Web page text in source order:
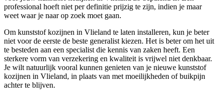
professional hoeft niet per definitie prijzig te zijn, indien je maar
weet waar je naar op zoek moet gaan.
Om kunststof kozijnen in Vlieland te laten installeren, kun je beter
niet voor de eerste de beste generalist kiezen. Het is beter om het uit
te besteden aan een specialist die kennis van zaken heeft. Een
sterkere vorm van verzekering en kwaliteit is vrijwel niet denkbaar.
Je wilt natuurlijk vooral kunnen genieten van je nieuwe kunststof
kozijnen in Vlieland, in plaats van met moeilijkheden of buikpijn
achter te blijven.